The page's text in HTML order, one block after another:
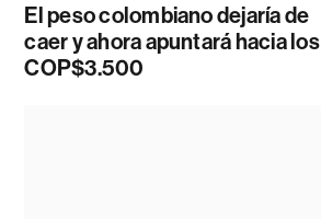
El peso colombiano dejaría de
caer y ahora apuntará hacia los
COP$3.500